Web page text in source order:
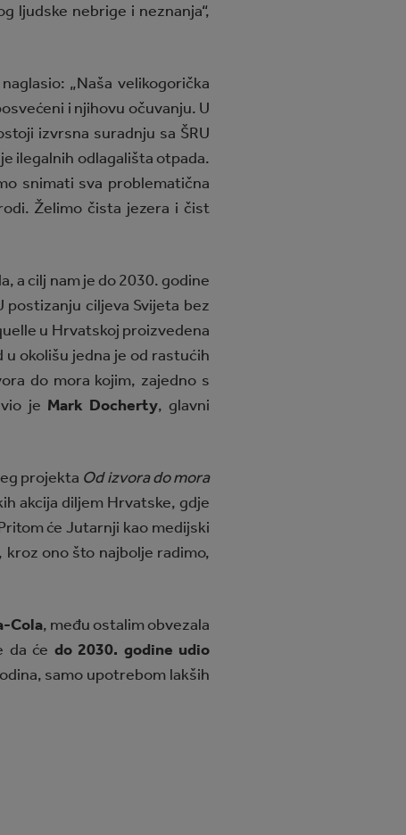
ljudske nebrige i neznanja“,
„Naša velikogorička
i njihovu očuvanju. U
izvrsna suradnju sa ŠRU
ilegalnih odlagališta otpada.
snimati sva problematična
Želimo čista jezera i čist
a cilj nam je do 2030. godine
ciljeva Svijeta bez
u Hrvatskoj proizvedena
u okolišu jedna je od rastućih
do mora kojim, zajedno s
je Mark Docherty, glavni
projekta Od izvora do mora
akcija diljem Hrvatske, gdje
će Jutarnji kao medijski
ono što najbolje radimo,
Cola, među ostalim obvezala
da će do 2030. godine udio
samo upotrebom lakših